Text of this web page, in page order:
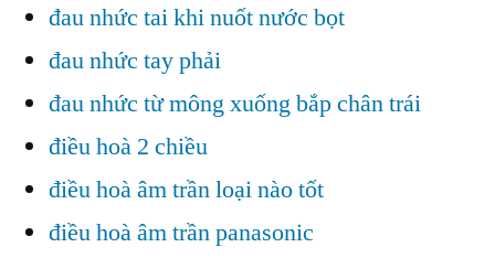
đau nhức tai khi nuốt nước bọt
đau nhức tay phải
đau nhức từ mông xuống bắp chân trái
điều hoà 2 chiều
điều hoà âm trần loại nào tốt
điều hoà âm trần panasonic